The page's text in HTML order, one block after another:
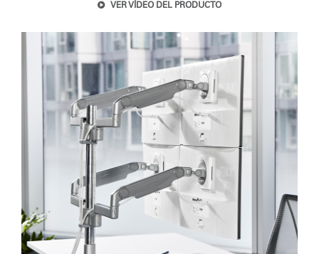
REGISTRO
SIGN IN WITH SSO
¿Ha olvidado su
contraseña?
Select
Region
VER VÍDEO DEL PRODUCTO